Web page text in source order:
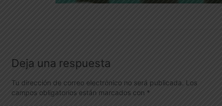
Deja una respuesta
Tu dirección de correo electrónico no será publicada. Los
campos obligatorios están marcados con *